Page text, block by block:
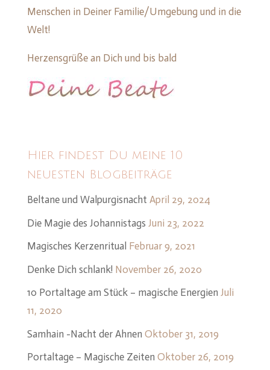
Menschen in Deiner Familie/Umgebung und in die
Welt!
Herzensgrüße an Dich und bis bald
Hier findest Du meine 10
neuesten Blogbeiträge
Beltane und Walpurgisnacht April 29, 2024
Die Magie des Johannistags Juni 23, 2022
Magisches Kerzenritual Februar 9, 2021
Denke Dich schlank! November 26, 2020
10 Portaltage am Stück – magische Energien Juli
11, 2020
Samhain -Nacht der Ahnen Oktober 31, 2019
Portaltage – Magische Zeiten Oktober 26, 2019